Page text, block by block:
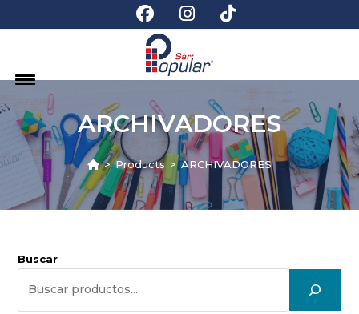
ARCHIVADORES
> Products > ARCHIVADORES
Buscar